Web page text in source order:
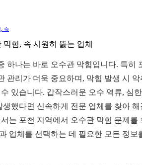
, 속
힘, 속 시원히 뚫는 업체
하나는 바로 오수관 막힘입니다. 특히
관리가 더욱 중요하며, 막힘 발생 시 악
있습니다. 갑작스러운 오수 역류, 심
했다면 신속하게 전문 업체를 찾아 해
는 포천 지역에서 오수관 막힘 문제를
업체를 선택하는 데 필요한 모든 정보